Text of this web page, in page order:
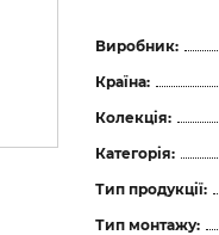
Виробник:
Країна:
Колекція:
Категорія:
Тип продукції:
Тип монтажу: